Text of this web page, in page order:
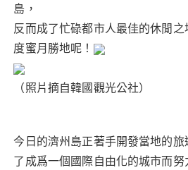
島，
反而成了忙碌都市人最佳的休閒
度蜜月勝地呢！
（照片摘自韓國觀光公社）
今日的濟州島正著手開發當地的
了成爲一個國際自由化的城市而努